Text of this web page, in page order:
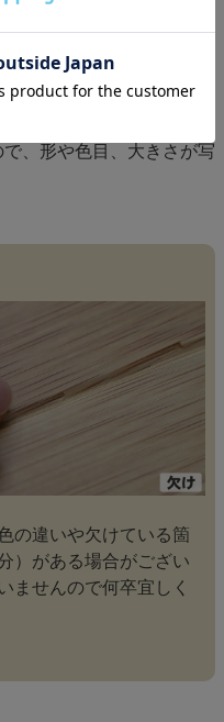
、形や色目、大きさが写
の違いや欠けている箇
）がある場合がござい
ませんので何卒宜しく